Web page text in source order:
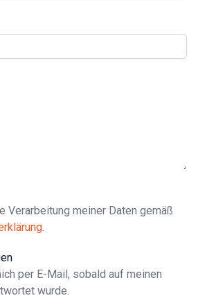
Verarbeitung meiner Daten gemäß
per E-Mail, sobald auf meinen
wurde.